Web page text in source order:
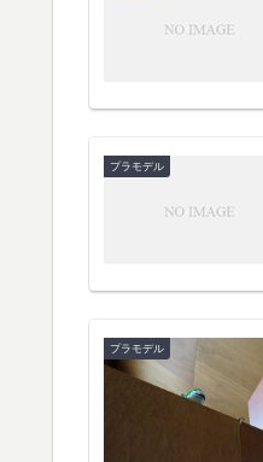
プラモデル
プラモデル